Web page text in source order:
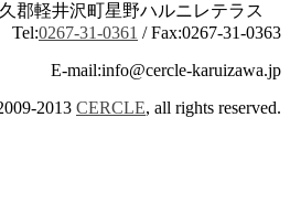
久郡軽井沢町星野ハルニレテラス
Tel:0267-31-0361 / Fax:0267-31-0363
E-mail:info@cercle-karuizawa.jp
2013 CERCLE, all rights reserved.